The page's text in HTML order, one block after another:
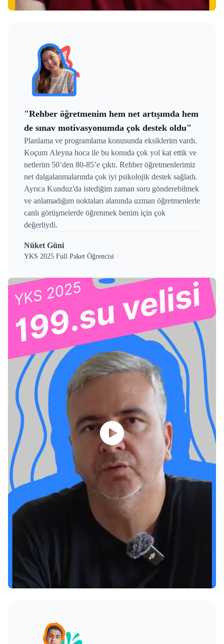
"Rehber öğretmenim hem net artışımda hem
de sınav motivasyonumda çok destek oldu"
Planlama ve programlama konusunda eksiklerim vardı.
Koçum Aleyna hoca ile bu konuda çok yol kat ettik ve
netlerim 50’den 80-85’e çıktı. Rehber öğretmenlerimiz
net dalgalanmalarında çok iyi psikolojik destek sağladı.
Ayrıca Kunduz'da istediğim zaman soru gönderebilmek
ve anlamadığım noktaları alanında uzman öğretmenlerle
canlı görüşmelerde öğrenmek benim için çok
değerliydi.
Nüket Güni
YKS 2025 Full Paket Öğrencisi